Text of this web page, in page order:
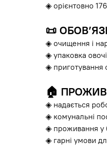
◈ орієнтовно
📜
◈ очищення і
◈ упаковка
◈ приготування
🏠
◈ надається
◈ комунальні
◈ проживання у
◈ гарні умови